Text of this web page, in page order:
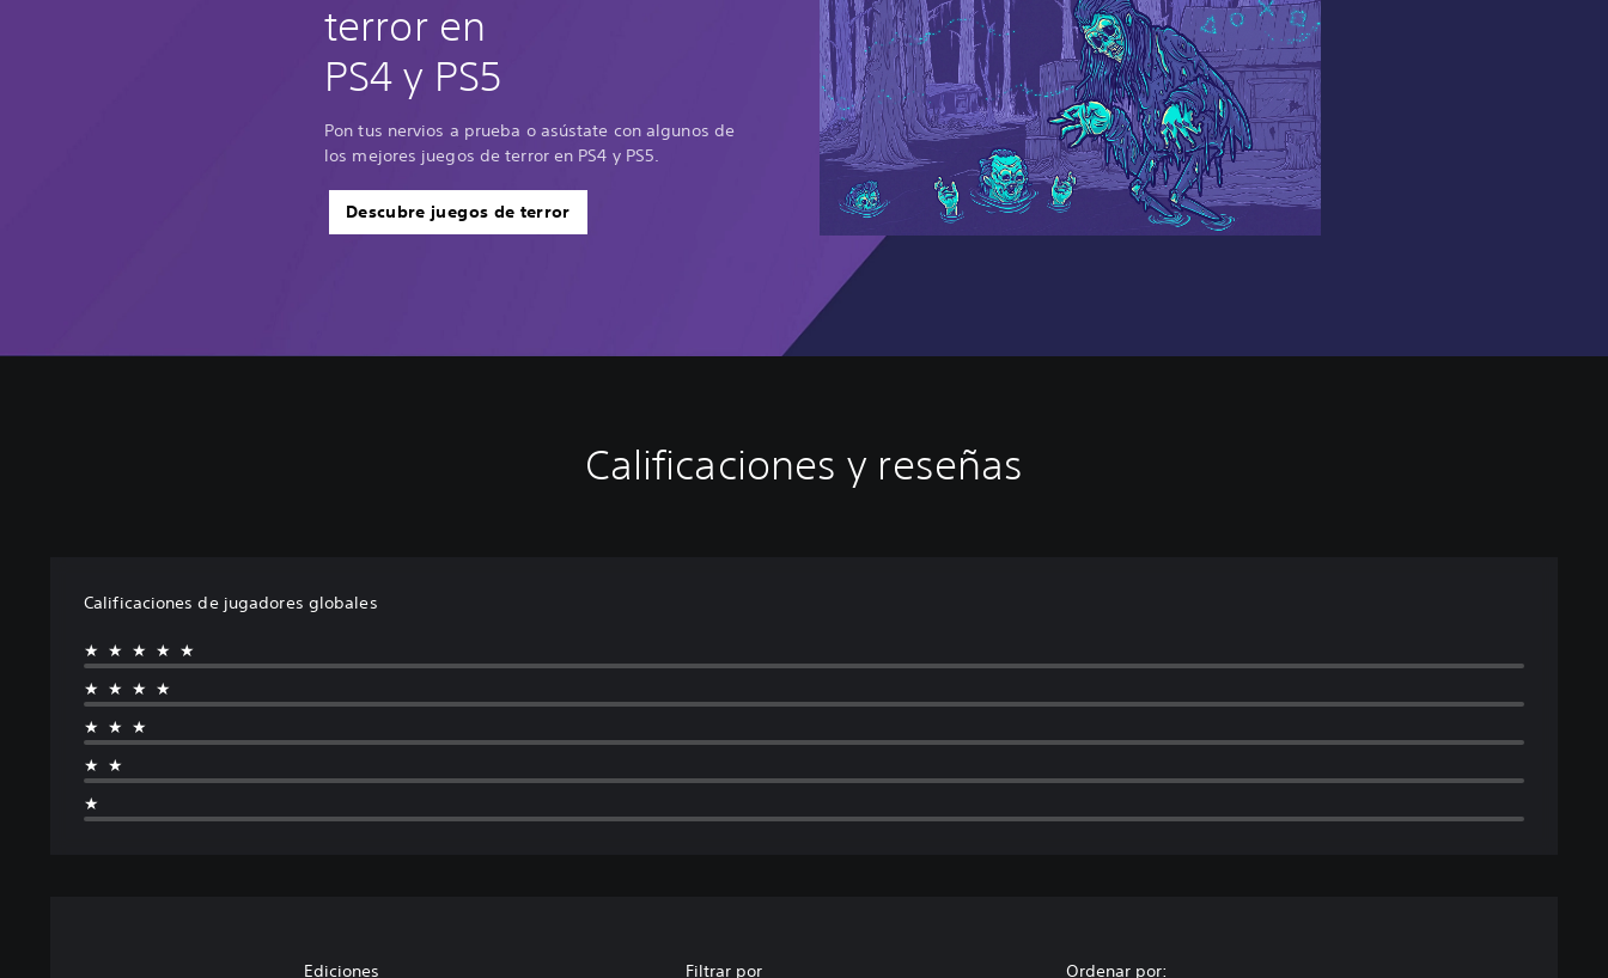
terror en
PS4 y PS5
Pon tus nervios a prueba o asústate con algunos de
los mejores juegos de terror en PS4 y PS5.
Descubre juegos de terror
Calificaciones y reseñas
Calificaciones de jugadores globales
★★★★★
★★★★
★★★
★★
★
Ediciones Filtrar por Ordenar por: